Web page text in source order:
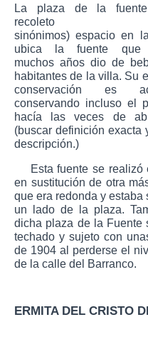
La plaza de la
recoleto
sinónimos) espacio en
ubica la fuente que
muchos años dio de
habitantes de la villa. Su
conservación es
conservando incluso el
hacía las veces de
(buscar definición exacta
descripción.)
Esta fuente se realizó
en sustitución de otra
que era redonda y estaba
un lado de la plaza.
dicha plaza de la Fuente
techado y sujeto con
de 1904 al perderse el
de la calle del Barranco.
ERMITA DEL CRISTO